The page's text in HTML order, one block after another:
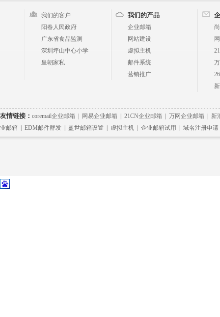
我们的客户
阳春人民政府
广东省食品监测
深圳坪山中心小学
皇朝家私
我们的产品
企业邮箱
网站建设
虚拟主机
邮件系统
营销推广
友情链接： coremail企业邮箱 网易企业邮箱 21CN企业邮箱 万网企业邮箱
新
业邮箱
EDM邮件群发 盈世邮箱设置 虚拟主机 企业邮箱试用 域名注册申请